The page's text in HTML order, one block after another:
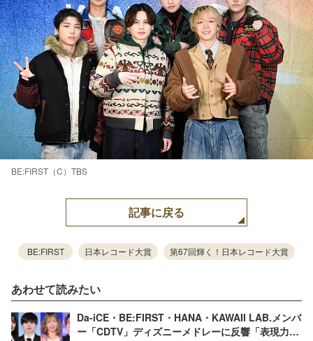
BE:FIRST（C）TBS
記事に戻る
BE:FIRST 日本レコード大賞 第67回輝く！日本レコード大賞
あわせて読みたい
Da-iCE・BE:FIRST・HANA・KAWAII LAB.メンバ
ー「CDTV」ディズニーメドレーに反響「表現力が